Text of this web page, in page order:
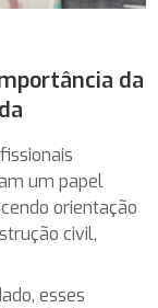
da
um papel
orientação
civil,
esses